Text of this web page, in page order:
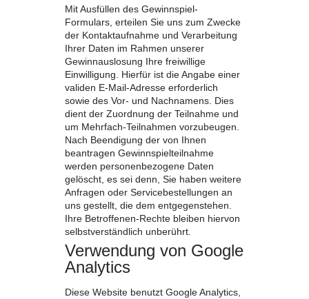
Mit Ausfüllen des Gewinnspiel-
Formulars, erteilen Sie uns zum Zwecke
der Kontaktaufnahme und Verarbeitung
Ihrer Daten im Rahmen unserer
Gewinnauslosung Ihre freiwillige
Einwilligung. Hierfür ist die Angabe einer
validen E-Mail-Adresse erforderlich
sowie des Vor- und Nachnamens. Dies
dient der Zuordnung der Teilnahme und
um Mehrfach-Teilnahmen vorzubeugen.
Nach Beendigung der von Ihnen
beantragen Gewinnspielteilnahme
werden personenbezogene Daten
gelöscht, es sei denn, Sie haben weitere
Anfragen oder Servicebestellungen an
uns gestellt, die dem entgegenstehen.
Ihre Betroffenen-Rechte bleiben hiervon
selbstverständlich unberührt.
Verwendung von Google
Analytics
Diese Website benutzt Google Analytics,